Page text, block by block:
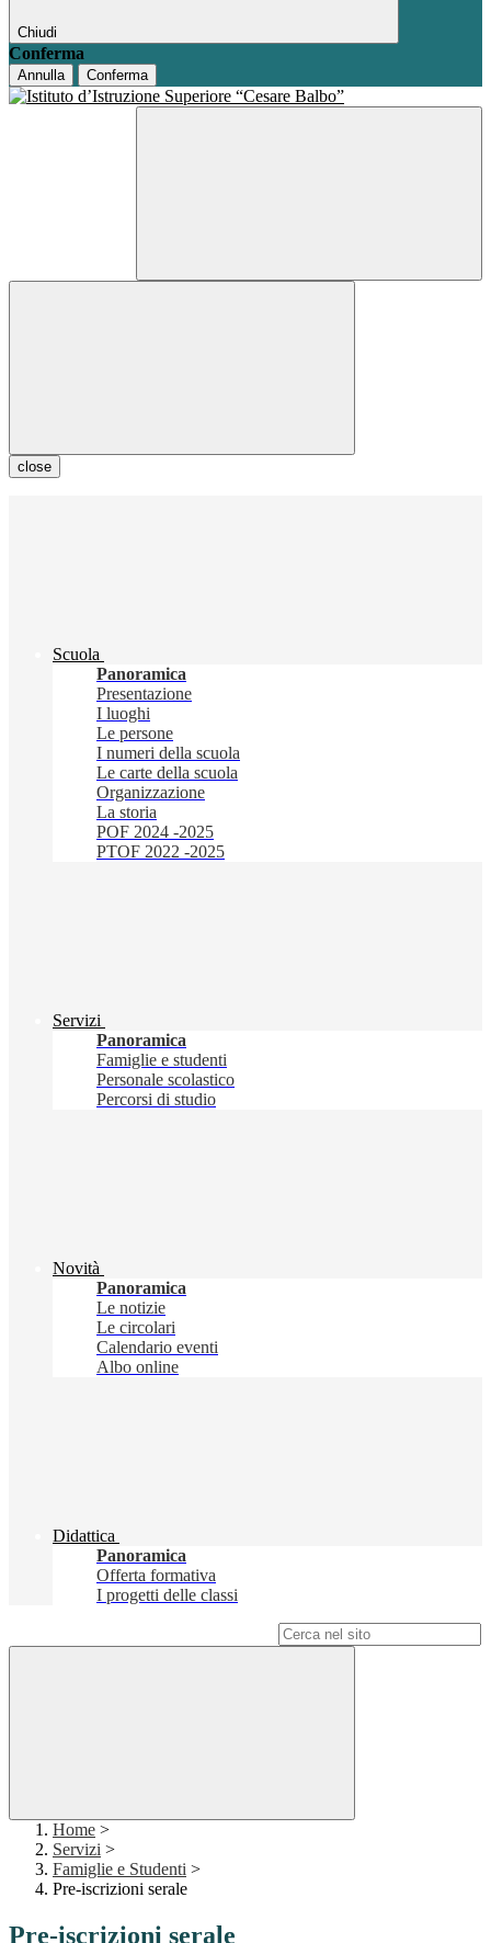
Chiudi
Conferma
Annulla Conferma
close
Scuola
Panoramica
Presentazione
I luoghi
Le persone
I numeri della scuola
Le carte della scuola
Organizzazione
La storia
POF 2024 -2025
PTOF 2022 -2025
Servizi
Panoramica
Famiglie e studenti
Personale scolastico
Percorsi di studio
Novità
Panoramica
Le notizie
Le circolari
Calendario eventi
Albo online
Didattica
Panoramica
Offerta formativa
I progetti delle classi
Home >
Servizi >
Famiglie e Studenti >
Pre-iscrizioni serale
Pre-iscrizioni serale